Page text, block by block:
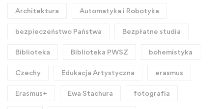
Architektura Automatyka i Robotyka
bezpieczeństwo Państwa Bezpłatne studia
Biblioteka Biblioteka PWSZ bohemistyka
Czechy Edukacja Artystyczna erasmus
Erasmus+ Ewa Stachura fotografia